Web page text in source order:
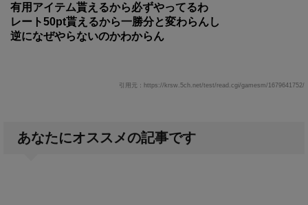
有用アイテム貰えるから必ずやってるわ
レート50pt貰えるから一勝分と変わらんし
逆になぜやらないのかわからん
引用元：https://krsw.5ch.net/test/read.cgi/gamesm/1679641752/
あなたにオススメの記事です